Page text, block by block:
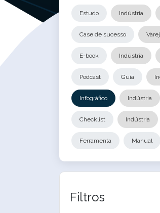
Estudo Indústria
Case de sucesso
E-book Indústria
Podcast Guia
Infográfico Indústria
Checklist Indústria
Ferramenta Manual
Filtros